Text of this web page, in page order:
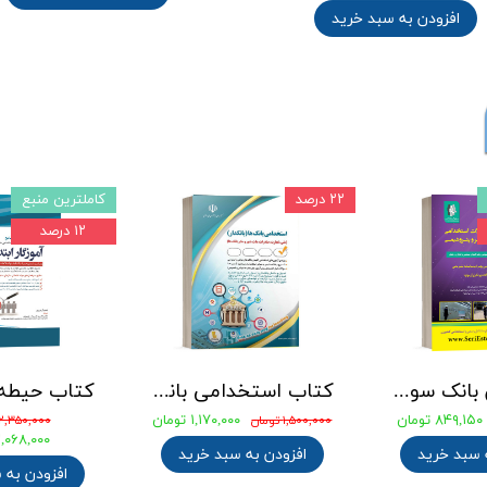
افزودن به سبد خرید
۲,۳۵۰,۰۰۰
۲,۰۶۸,۰۰۰
افزودن
کاملترین منبع
۱۲ درصد
کتاب استخدامی بانک های خصوصی و دولتی (بانکدار) 1404 انتشارات آراه
۱,۵۰۰,۰۰۰ تومان ۱,۱۷۰,۰۰۰ تومان
افزودن به سبد خرید
۲۲ درصد
جامع ترین بانک سوالات استخدامی مهندسی شیمی، پلیمر و پتروشیمی
۸۴۹,۱۵۰ تومان
سبد خرید